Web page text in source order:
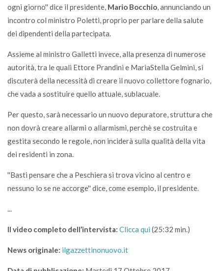
ogni giorno'' dice il presidente, Mario Bocchio, annunciando un
incontro col ministro Poletti, proprio per parlare della salute
dei dipendenti della partecipata.
Assieme al ministro Galletti invece, alla presenza di numerose
autorità, tra le quali Ettore Prandini e MariaStella Gelmini, si
discuterà della necessità di creare il nuovo collettore fognario,
che vada a sostituire quello attuale, sublacuale.
Per questo, sarà necessario un nuovo depuratore, struttura che
non dovrà creare allarmi o allarmismi, perchè se costruita e
gestita secondo le regole, non inciderà sulla qualità della vita
dei residenti in zona.
''Basti pensare che a Peschiera si trova vicino al centro e
nessuno lo se ne accorge'' dice, come esempio, il presidente.
...
Il video completo dell’intervista: Clicca qui (25:32 min.)
News originale: ilgazzettinonuovo.it